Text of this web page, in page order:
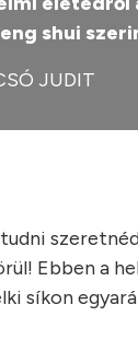
shui
JUDIT
Ebben a
síkon